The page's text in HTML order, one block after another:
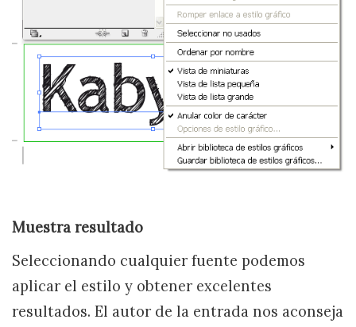
Muestra resultado
Seleccionando cualquier fuente podemos
aplicar el estilo y obtener excelentes
resultados. El autor de la entrada nos aconseja